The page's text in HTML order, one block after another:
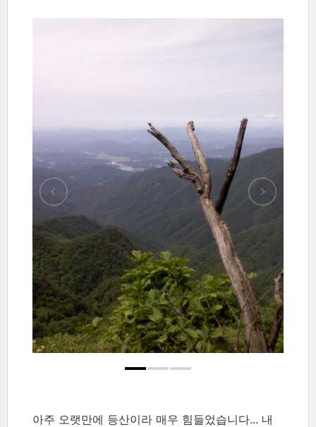
아주 오랫만에 등산이라 매우 힘들었습니다... 내